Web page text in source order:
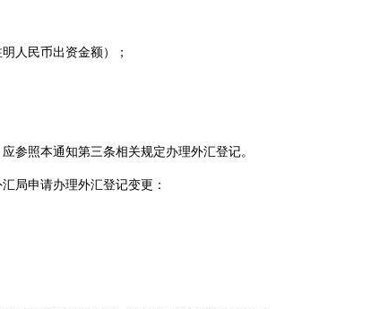
人民币出资金额）；
参照本通知第三条相关规定办理外汇登记。
局申请办理外汇登记变更：